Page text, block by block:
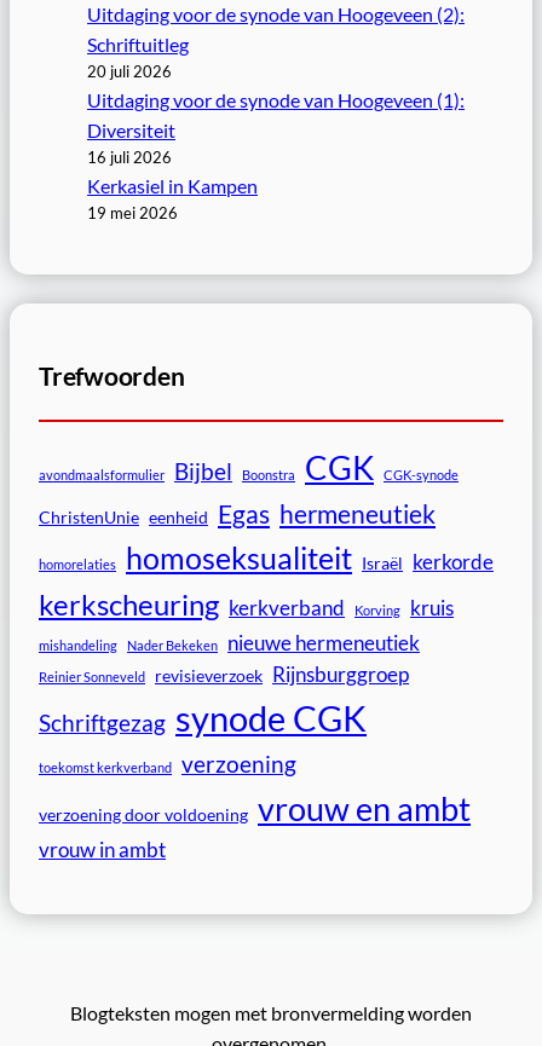
Uitdaging voor de synode van Hoogeveen (2):
Schriftuitleg
20 juli 2026
Uitdaging voor de synode van Hoogeveen (1):
Diversiteit
16 juli 2026
Kerkasiel in Kampen
19 mei 2026
Trefwoorden
avondmaalsformulier Bijbel Boonstra CGK CGK-synode
ChristenUnie eenheid Egas hermeneutiek
homorelaties homoseksualiteit Israël kerkorde
kerkscheuring kerkverband Korving kruis
mishandeling Nader Bekeken nieuwe hermeneutiek
Reinier Sonneveld revisieverzoek Rijnsburggroep
Schriftgezag synode CGK
toekomst kerkverband verzoening
verzoening door voldoening vrouw en ambt
vrouw in ambt
Blogteksten mogen met bronvermelding worden